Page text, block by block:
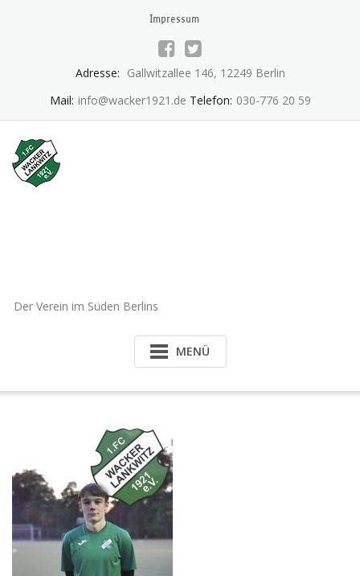
Impressum
Adresse: Gallwitzallee 146, 12249 Berlin
Mail: info@wacker1921.de Telefon: 030-776 20 59
Der Verein im Süden Berlins
MENÜ